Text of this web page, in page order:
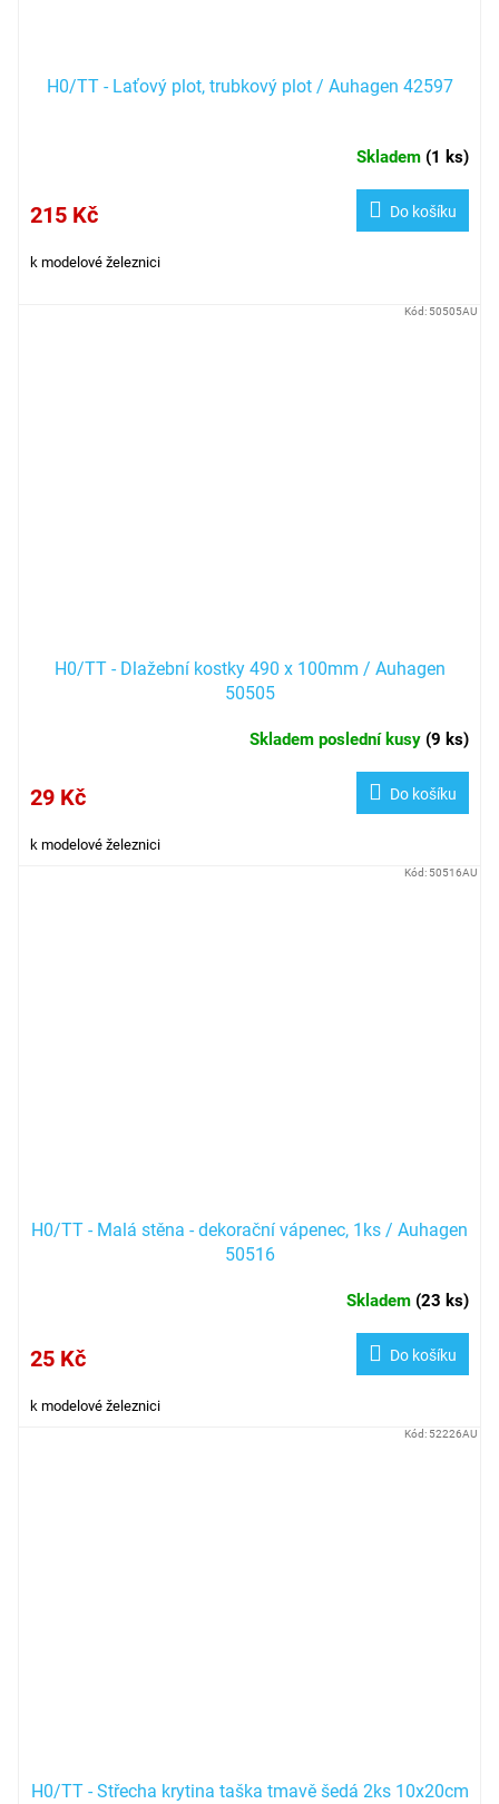
H0/TT - Laťový plot, trubkový plot / Auhagen 42597
Skladem (1 ks)
215 Kč Do košíku
k modelové železnici
H0/TT - Dlažební kostky 490 x 100mm / Auhagen
50505
Skladem poslední kusy (9 ks)
29 Kč Do košíku
k modelové železnici
Kód: 50505AU
H0/TT - Malá stěna - dekorační vápenec, 1ks / Auhagen
50516
Skladem (23 ks)
25 Kč Do košíku
k modelové železnici
Kód: 50516AU
H0/TT - Střecha krytina taška tmavě šedá 2ks 10x20cm
Kód: 52226AU